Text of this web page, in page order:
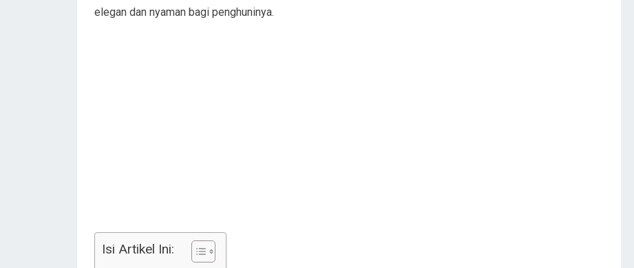
elegan dan nyaman bagi penghuninya.
Isi Artikel Ini: